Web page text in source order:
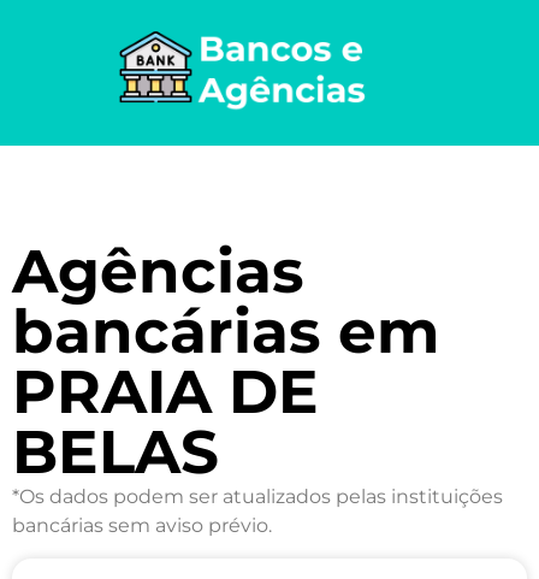
Agências
bancárias em
PRAIA DE
BELAS
*Os dados podem ser atualizados pelas instituições
bancárias sem aviso prévio.